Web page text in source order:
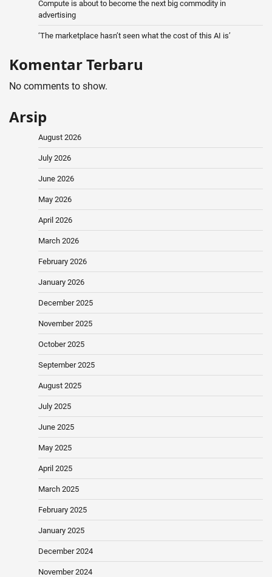
Compute is about to become the next big commodity in
advertising
‘The marketplace hasn’t seen what the cost of this AI is’
Komentar Terbaru
No comments to show.
Arsip
August 2026
July 2026
June 2026
May 2026
April 2026
March 2026
February 2026
January 2026
December 2025
November 2025
October 2025
September 2025
August 2025
July 2025
June 2025
May 2025
April 2025
March 2025
February 2025
January 2025
December 2024
November 2024